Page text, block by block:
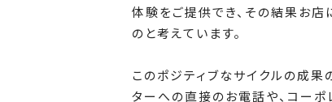
体験をご提供でき、その結果お
のと考えています。
このポジティブなサイクルの成果
ターへの直接のお電話や、コーポ